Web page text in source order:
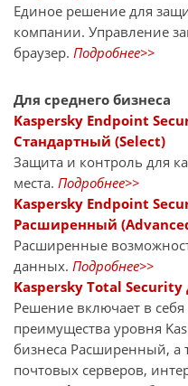
Единое решение для
компании. Управление
браузер. Подробнее>>
Для среднего бизнеса
Kaspersky Endpoint
Стандартный (Select)
Защита и контроль для
места. Подробнее>>
Kaspersky Endpoint
Расширенный
Расширенные
данных. Подробнее>>
Kaspersky Total Security
Решение включает в
преимущества уровня
бизнеса Расширенный, а
почтовых серверов,